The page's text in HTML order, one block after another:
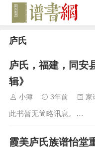
庐氏
庐氏，福建，同安
辑》
小簿 3年前 家
此书暂无简略讯息。…
霞美庐氏族谱怡堂